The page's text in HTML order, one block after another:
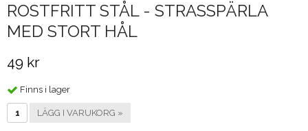
ROSTFRITT STÅL - STRASSPÄRLA
MED STORT HÅL
49 kr
Finns i lager
LÄGG I VARUKORG »